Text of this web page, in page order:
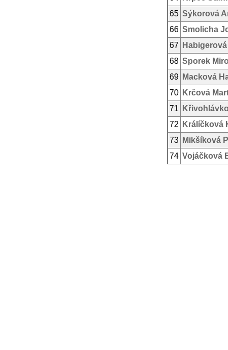
65 Sýkorová
66 Smolicha
67
68 Sporek
69 Macková
70 Krčová
71
72
Králíčková
73 Mikšíková
74 Vojáčková